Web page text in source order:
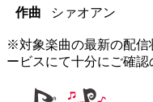
作曲
シァオアン
※対象楽曲の最新の配信
ービスにて十分にご確認